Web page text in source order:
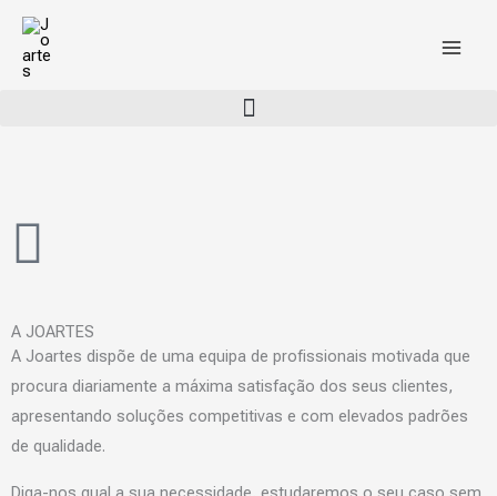
Skip
content
A JOARTES
A Joartes dispõe de uma equipa de profissionais motivada que
procura diariamente a máxima satisfação dos seus clientes,
apresentando soluções competitivas e com elevados padrões
de qualidade.